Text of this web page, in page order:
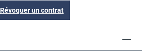
Révoquer un contrat